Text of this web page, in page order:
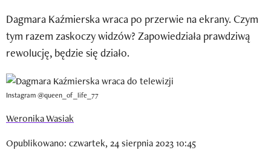
Wizaz Summer Influ School
Mój profil / Zarejestruj się
Dagmara Kaźmierska wraca po przerwie na ekrany. Czym
tym razem zaskoczy widzów? Zapowiedziała prawdziwą
rewolucję, będzie się działo.
Instagram @queen_of_life_77
Weronika Wasiak
Opublikowano: czwartek, 24 sierpnia 2023 10:45